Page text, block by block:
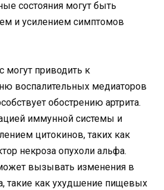
состояния могут быть
и усилением симптомов
могут приводить к
воспалительных медиаторов
обострению артрита.
иммунной системы и
цитокинов, таких как
некроза опухоли альфа.
вызывать изменения в
такие как ухудшение пищевых